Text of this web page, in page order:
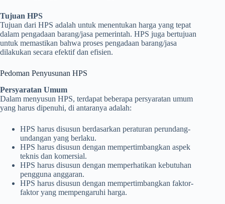
Tujuan HPS
Tujuan dari HPS adalah untuk menentukan harga yang tepat
dalam pengadaan barang/jasa pemerintah. HPS juga bertujuan
untuk memastikan bahwa proses pengadaan barang/jasa
dilakukan secara efektif dan efisien.
Pedoman Penyusunan HPS
Persyaratan Umum
Dalam menyusun HPS, terdapat beberapa persyaratan umum
yang harus dipenuhi, di antaranya adalah:
HPS harus disusun berdasarkan peraturan perundang-
undangan yang berlaku.
HPS harus disusun dengan mempertimbangkan aspek
teknis dan komersial.
HPS harus disusun dengan memperhatikan kebutuhan
pengguna anggaran.
HPS harus disusun dengan mempertimbangkan faktor-
faktor yang mempengaruhi harga.